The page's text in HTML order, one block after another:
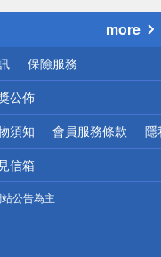
more
保險服務
公佈
須知 會員服務條款 隱
信箱
公告為主